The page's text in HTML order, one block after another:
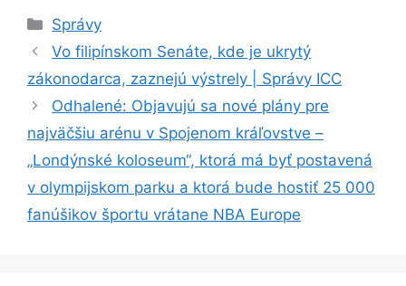
Kategórie
Správy
Vo filipínskom Senáte, kde je ukrytý
zákonodarca, zaznejú výstrely | Správy ICC
Odhalené: Objavujú sa nové plány pre
najväčšiu arénu v Spojenom kráľovstve –
„Londýnské koloseum“, ktorá má byť postavená
v olympijskom parku a ktorá bude hostiť 25 000
fanúšikov športu vrátane NBA Europe